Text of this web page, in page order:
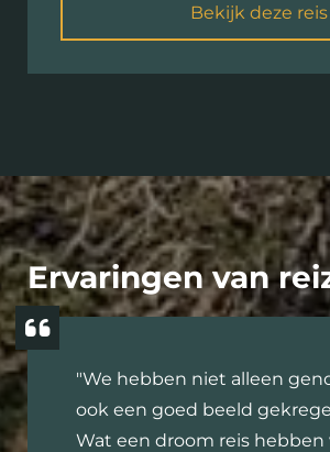
Bekijk deze reis
Ervaringen van
"We hebben niet alleen
ook een goed beeld
Wat een droom reis